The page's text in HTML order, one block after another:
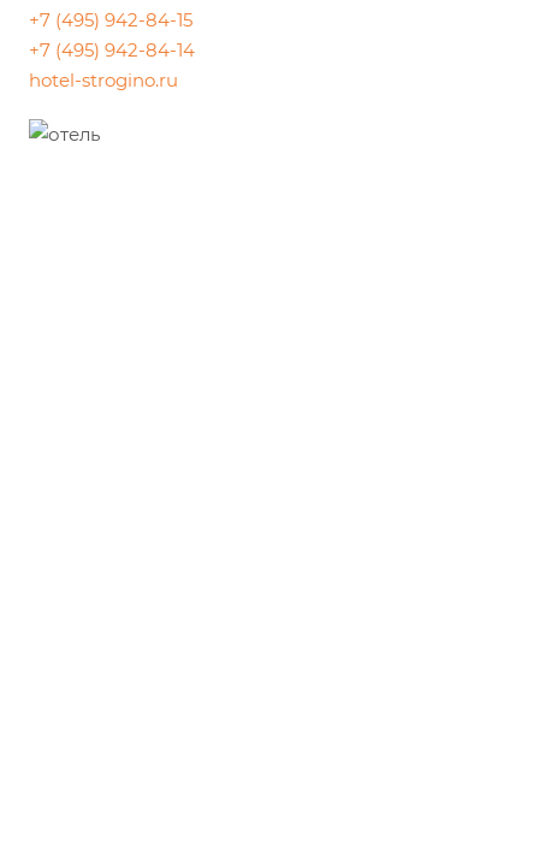
+7 (495) 942-84-15
+7 (495) 942-84-14
hotel-strogino.ru